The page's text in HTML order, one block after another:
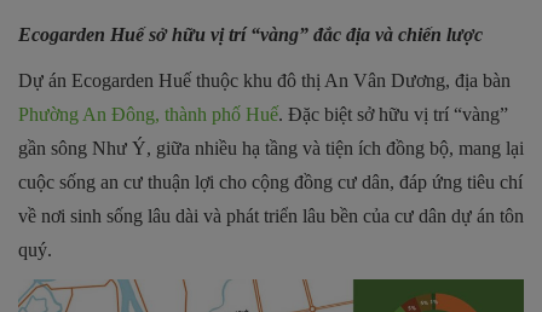
Ecogarden Huế sở hữu vị trí “vàng” đắc địa và chiến lược
Dự án Ecogarden Huế thuộc khu đô thị An Vân Dương, địa bàn
Phường An Đông, thành phố Huế. Đặc biệt sở hữu vị trí “vàng”
gần sông Như Ý, giữa nhiều hạ tầng và tiện ích đồng bộ, mang lại
cuộc sống an cư thuận lợi cho cộng đồng cư dân, đáp ứng tiêu chí
về nơi sinh sống lâu dài và phát triển lâu bền của cư dân dự án tôn
quý.